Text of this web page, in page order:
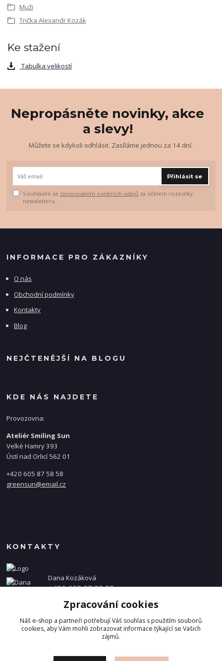
Muži
Trička Alexandr Kozák
Ke stažení
Tabulka velikostí
Nepropásněte novinky, akce
a slevy!
Můžete se kdykoli odhlásit. Zasíláme jednou za 14 dní.
Přihlásit se
Souhlasím se zpracováním osobních údajů za účelem rozesílky
newsletteru.
INFORMACE PRO ZÁKAZNÍKY
O nás
Obchodní podmínky
Kontakty
Blog
NEJČTENĚJŠÍ NA BLOGU
KDE NÁS NAJDETE
Provozovna:
Ateliér Smiling Sun
Velké Hamry 393
Ústí nad Orlicí 562 01
+420 605 87 58 58
greensun@email.cz
KONTAKTY
Dana Kozáková
+420 605 87 58 58
info@danakozakova.cz
Zpracování cookies
Náš e-shop a partneři potřebují Váš souhlas s použitím souborů
cookies, aby Vám mohli zobrazovat informace týkající se Vašich
zájmů.